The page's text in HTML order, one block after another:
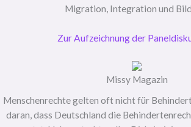
Migration, Integration und
Zur Aufzeichnung der
Missy Magazin
Menschenrechte gelten oft nicht für
daran, dass Deutschland die